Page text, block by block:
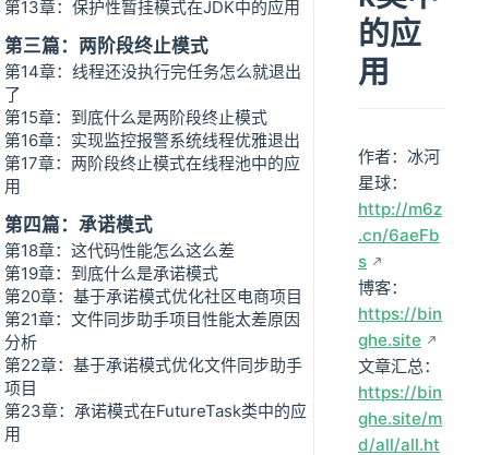
第13章：保护性暂挂模式在JDK中的应用
第三篇：两阶段终止模式
第14章：线程还没执行完任务怎么就退出
了
第15章：到底什么是两阶段终止模式
第16章：实现监控报警系统线程优雅退出
第17章：两阶段终止模式在线程池中的应
用
第四篇：承诺模式
第18章：这代码性能怎么这么差
第19章：到底什么是承诺模式
第20章：基于承诺模式优化社区电商项目
第21章：文件同步助手项目性能太差原因
分析
第22章：基于承诺模式优化文件同步助手
项目
第23章：承诺模式在FutureTask类中的应
用
的应
用
作者：冰河
星球：
http://m6z
.cn/6aeFb
s
博客：
https://bin
ghe.site
文章汇总：
https://bin
ghe.site/m
d/all/all.ht